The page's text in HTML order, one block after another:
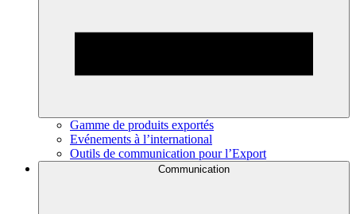
Gamme de produits exportés
Evénements à l’international
Outils de communication pour l’Export
Communication